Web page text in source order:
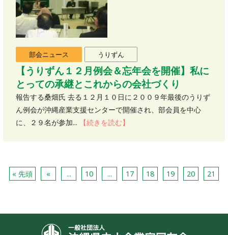
部会ニュース うりずん
【うりずん１２月例会＆忘年会を開催】私に
とっての承継とこれからの会社づくり
報告する桑畑氏 去る１２月１０日に２００９年最後のうりず
ん例会が沖縄産業支援センターで開催され、部会員を中心
に、２９名が参加...
【続きを読む】
« 先頭 « ... 10 ... 17 18 19 20 21